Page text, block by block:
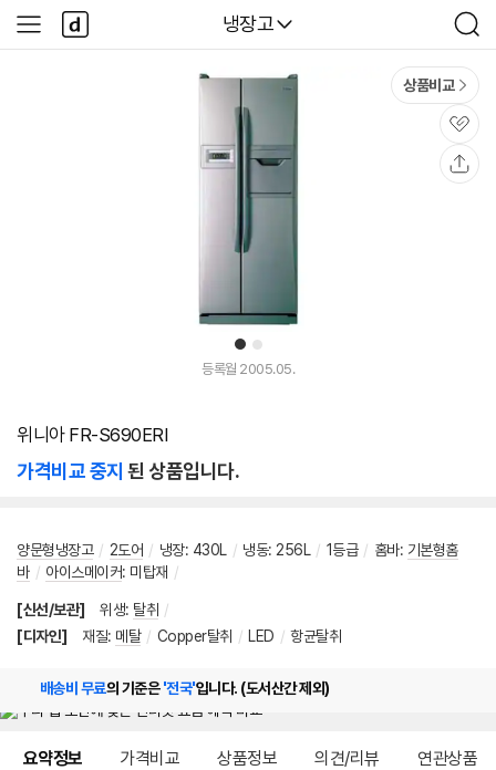
다나와
냉장고
검
색
사
이
다
나
와
1 2
상품비교
관
심
등록월 2005.05.
위니아 FR-S690ERI
가격비교 중지 된 상품입니다.
양문형냉장고 / 2도어 / 냉장: 430L / 냉동: 256L / 1등급 / 홈바: 기본형홈
바 / 아이스메이커: 미탑재 /
[신선/보관] 위생: 탈취 /
[디자인]
재질: 메탈 / Copper탈취 / LED / 항균탈취
배송비 무료의 기준은'전국'입니다. (도서산간 제외)
요약정보 가격비교 상품정보 의견/리뷰 연관상품